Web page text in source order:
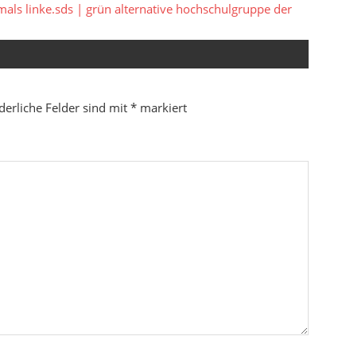
linke.sds | grün alternative hochschulgruppe der
Felder sind mit * markiert